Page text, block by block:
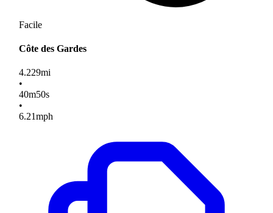
Facile
Côte des Gardes
4.229mi
•
40m50s
•
6.21mph